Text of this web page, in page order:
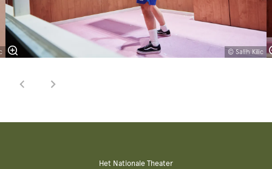
© Salih Kilic
Het Nationale Theater